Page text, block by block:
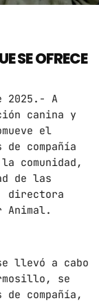
SE OFRECE
2025.- A
canina y
el
compañía
comunidad,
de las
directora
Animal.
llevó a cabo
se
compañía,